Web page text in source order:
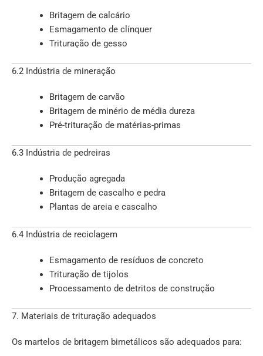
Britagem de calcário
Esmagamento de clínquer
Trituração de gesso
6.2 Indústria de mineração
Britagem de carvão
Britagem de minério de média dureza
Pré-trituração de matérias-primas
6.3 Indústria de pedreiras
Produção agregada
Britagem de cascalho e pedra
Plantas de areia e cascalho
6.4 Indústria de reciclagem
Esmagamento de resíduos de concreto
Trituração de tijolos
Processamento de detritos de construção
7. Materiais de trituração adequados
Os martelos de britagem bimetálicos são adequados para: